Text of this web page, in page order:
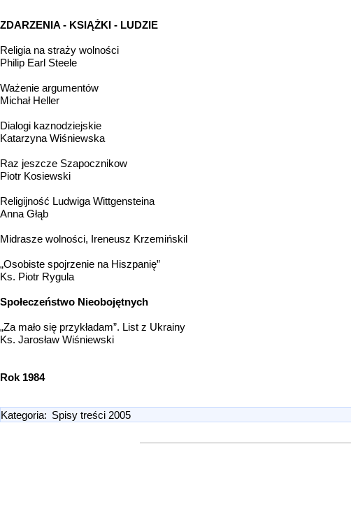
ZDARZENIA - KSIĄŻKI - LUDZIE
Religia na straży wolności
Philip Earl Steele
Ważenie argumentów
Michał Heller
Dialogi kaznodziejskie
Katarzyna Wiśniewska
Raz jeszcze Szapocznikow
Piotr Kosiewski
Religijność Ludwiga Wittgensteina
Anna Głąb
Midrasze wolności, Ireneusz Krzemińskil
„Osobiste spojrzenie na Hiszpanię”
Ks. Piotr Rygula
Społeczeństwo Nieobojętnych
„Za mało się przykładam”. List z Ukrainy
Ks. Jarosław Wiśniewski
Rok 1984
Kategoria: Spisy treści 2005